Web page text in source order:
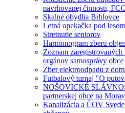
navrhovanej činnosti,
Skalné obydlia Brhlovce
Letná opekačka pod lesom
Stretnutie seniorov
Harmonogram zberu
Zoznam
orgánov samosprávy
Zber elektroodpadu z
Futbalový turnaj "O
NOŠOVICKÉ
partnerskej obce na
Kanalizácia a ČOV